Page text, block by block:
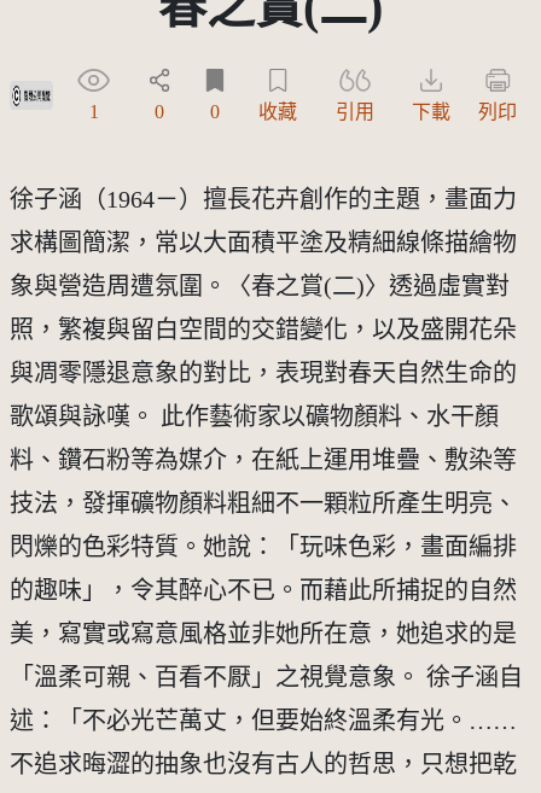
受著作權法保護-僅限於本平台有限度公開瀏覽
1 0 0 收藏 引用 下載 列印
徐子涵（1964－）擅長花卉創作的主題，畫面力
求構圖簡潔，常以大面積平塗及精細線條描繪物
象與營造周遭氛圍。〈春之賞(二)〉透過虛實對
照，繁複與留白空間的交錯變化，以及盛開花朵
與凋零隱退意象的對比，表現對春天自然生命的
歌頌與詠嘆。 此作藝術家以礦物顏料、水干顏
料、鑽石粉等為媒介，在紙上運用堆疊、敷染等
技法，發揮礦物顏料粗細不一顆粒所產生明亮、
閃爍的色彩特質。她說：「玩味色彩，畫面編排
的趣味」，令其醉心不已。而藉此所捕捉的自然
美，寫實或寫意風格並非她所在意，她追求的是
「溫柔可親、百看不厭」之視覺意象。 徐子涵自
述：「不必光芒萬丈，但要始終溫柔有光。……
不追求晦澀的抽象也沒有古人的哲思，只想把乾